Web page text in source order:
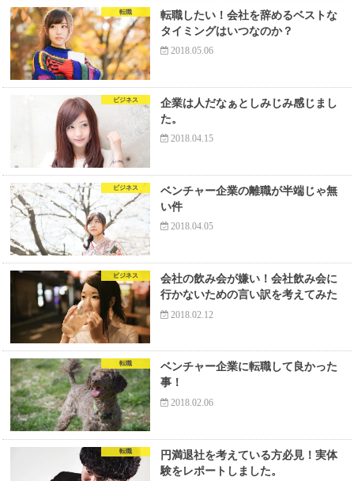
転職
転職したい！会社を辞めるベストな
タイミングはいつなのか？
2018.05.06
ビジネス
企業は人だなぁとしみじみ感じまし
た。
2018.04.15
ビジネス
ベンチャー企業の離職が半端じゃ無
い件
2018.04.05
ビジネス
会社の飲み会が嫌い！会社飲み会に
行かないための言い訳を考えてみた
2018.02.12
転職
ベンチャー企業に転職して良かった
事！
2018.02.06
転職
円満退社を考えている方必見！実体
験をレポートしました。